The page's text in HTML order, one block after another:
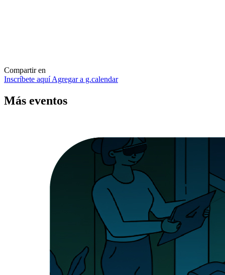
Compartir en
Inscríbete aquíAgregar a g.calendar
Más eventos